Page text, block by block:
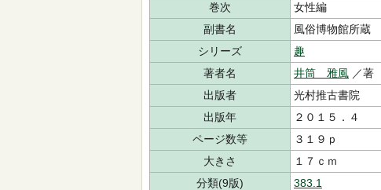
巻次
女性編
副書名
風俗博物館所蔵
シリーズ
趣
著者名
井筒 雅風 ／著
出版者
光村推古書院
出版年
２０１５．４
ページ数等
３１９ｐ
大きさ
１７ｃｍ
分類(9版)
383.1